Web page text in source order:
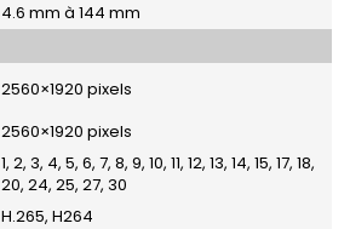
4.6 mm à 144 mm
2560×1920 pixels
2560×1920 pixels
1, 2, 3, 4, 5, 6, 7, 8, 9, 10, 11, 12, 13, 14, 15, 17, 18,
20, 24, 25, 27, 30
H.265, H264